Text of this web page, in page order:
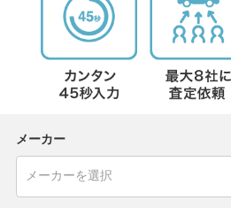
メーカー